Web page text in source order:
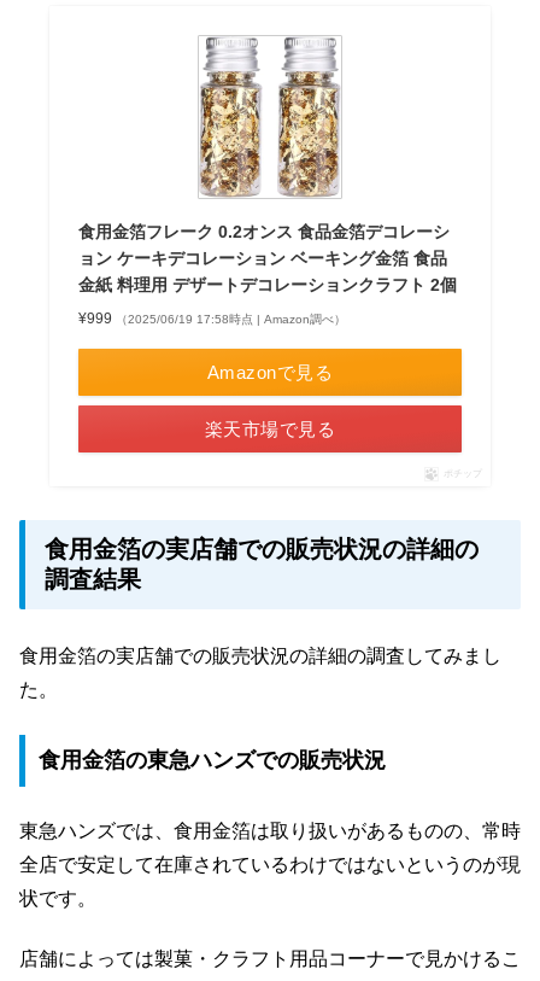
食用金箔フレーク 0.2オンス 食品金箔デコレーシ
ョン ケーキデコレーション ベーキング金箔 食品
金紙 料理用 デザートデコレーションクラフト 2個
¥999 （2025/06/19 17:58時点 | Amazon調べ）
Amazonで見る
楽天市場で見る
ポチップ
食用金箔の実店舗での販売状況の詳細の
調査結果
食用金箔の実店舗での販売状況の詳細の調査してみまし
た。
食用金箔の東急ハンズでの販売状況
東急ハンズでは、食用金箔は取り扱いがあるものの、常時
全店で安定して在庫されているわけではないというのが現
状です。
店舗によっては製菓・クラフト用品コーナーで見かけるこ